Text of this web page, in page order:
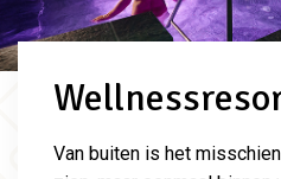
Van buiten is het